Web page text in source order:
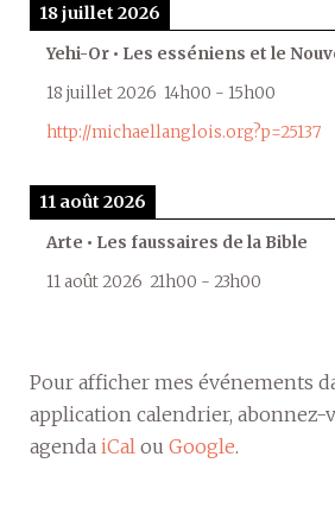
18 juillet 2026
Yehi-Or • Les esséniens et le
18 juillet 2026 14h00 - 15h00
http://michaellanglois.org?p=25137
11 août 2026
Arte • Les faussaires de la Bible
11 août 2026 21h00 - 23h00
Pour afficher mes événements
application calendrier, abonnez-
agenda iCal ou Google.